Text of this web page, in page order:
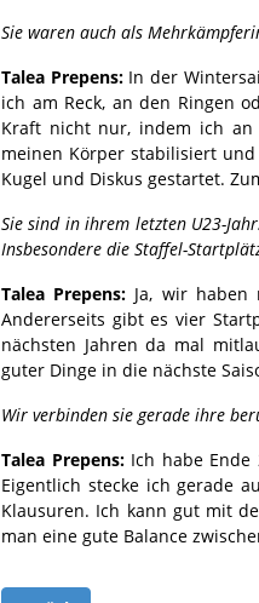
Sie waren auch als
Talea Prepens:In der
ich am Reck, an den Ringen
Kraft nicht nur, indem ich an
meinen Körper stabilisiert
Kugel und Diskus gestartet.
Sie sind in ihrem letzten U23-
Insbesondere die Staffel-
Talea Prepens: Ja, wir
Andererseits gibt es vier
nächsten Jahren da mal
guter Dinge in die nächste
Wir verbinden sie gerade ihre
Talea Prepens:Ich habe Ende
Eigentlich stecke ich gerade
Klausuren. Ich kann gut mit
man eine gute Balance